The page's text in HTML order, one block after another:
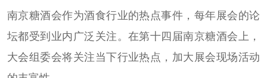
南京糖酒会作为酒食行业的热点事件，每年展会的论
坛都受到业内广泛关注。在第十四届南京糖酒会上，
大会组委会将关注当下行业热点，加大展会现场活动